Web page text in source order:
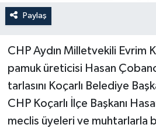
Paylaş
CHP Aydın Milletvekili Evrim
pamuk üreticisi Hasan
tarlasını Koçarlı Belediye
CHP Koçarlı İlçe Başkanı
meclis üyeleri ve muhtarlarla